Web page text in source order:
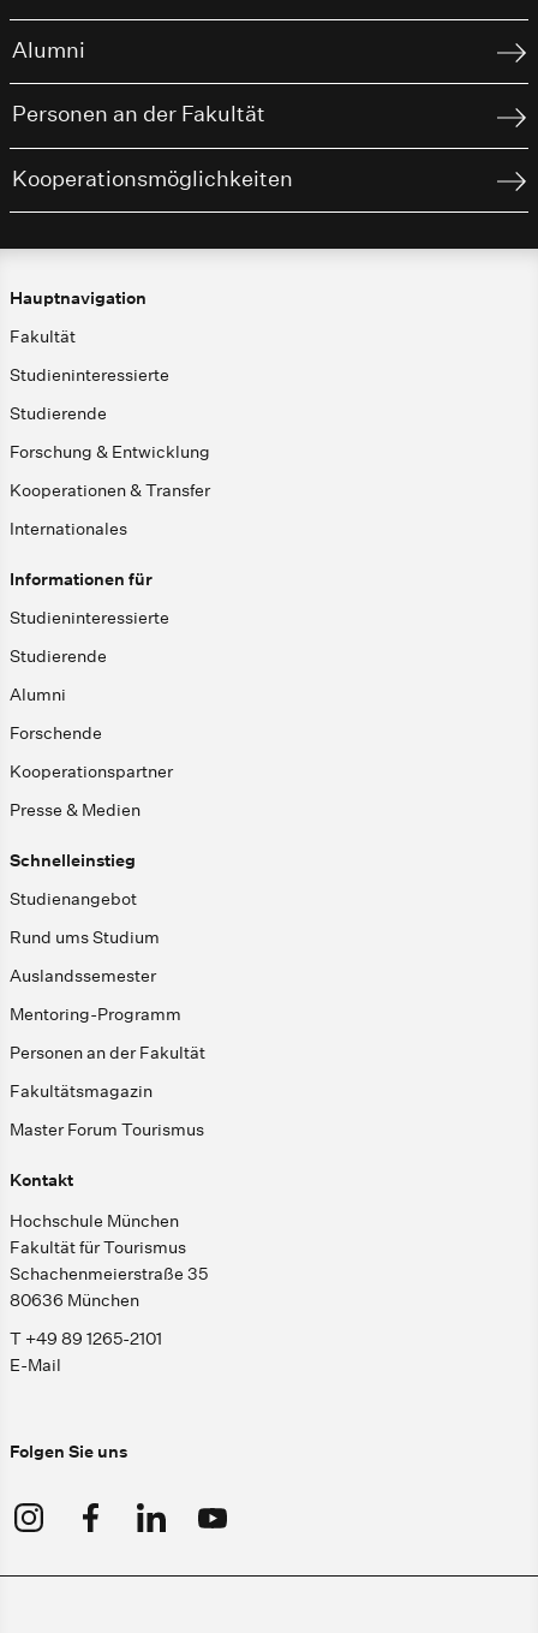
Alumni
Personen an der Fakultät
Kooperationsmöglichkeiten
Hauptnavigation
Fakultät
Studieninteressierte
Studierende
Forschung & Entwicklung
Kooperationen & Transfer
Internationales
Informationen für
Studieninteressierte
Studierende
Alumni
Forschende
Kooperationspartner
Presse & Medien
Schnelleinstieg
Studienangebot
Rund ums Studium
Auslandssemester
Mentoring-Programm
Personen an der Fakultät
Fakultätsmagazin
Master Forum Tourismus
Kontakt
Hochschule München
Fakultät für Tourismus
Schachenmeierstraße 35
80636 München
T +49 89 1265-2101
E-Mail
Folgen Sie uns